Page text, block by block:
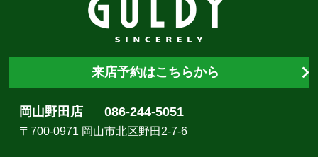
来店予約はこちらから
岡山野田店 086-244-5051
〒700-0971 岡山市北区野田2-7-6